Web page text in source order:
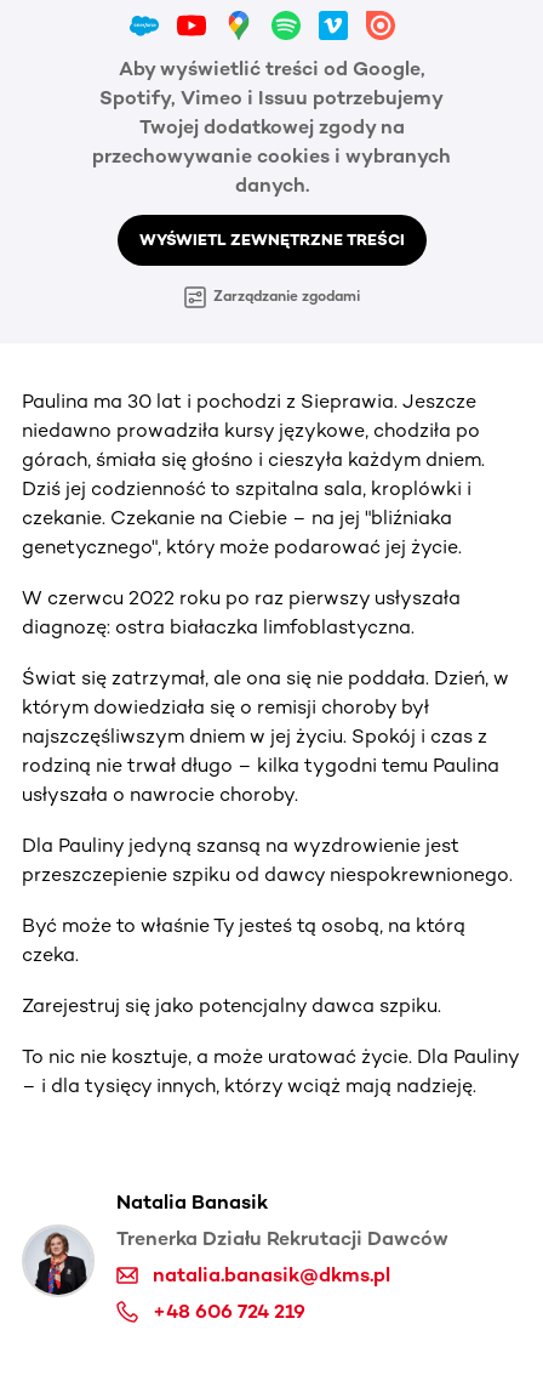
Aby wyświetlić treści od Google,
Spotify, Vimeo i Issuu potrzebujemy
Twojej dodatkowej zgody na
przechowywanie cookies i wybranych
danych.
WYŚWIETL ZEWNĘTRZNE TREŚCI
Zarządzanie zgodami
Paulina ma 30 lat i pochodzi z Sieprawia. Jeszcze
niedawno prowadziła kursy językowe, chodziła po
górach, śmiała się głośno i cieszyła każdym dniem.
Dziś jej codzienność to szpitalna sala, kroplówki i
czekanie. Czekanie na Ciebie – na jej "bliźniaka
genetycznego", który może podarować jej życie.
W czerwcu 2022 roku po raz pierwszy usłyszała
diagnozę: ostra białaczka limfoblastyczna.
Świat się zatrzymał, ale ona się nie poddała. Dzień, w
którym dowiedziała się o remisji choroby był
najszczęśliwszym dniem w jej życiu. Spokój i czas z
rodziną nie trwał długo – kilka tygodni temu Paulina
usłyszała o nawrocie choroby.
Dla Pauliny jedyną szansą na wyzdrowienie jest
przeszczepienie szpiku od dawcy niespokrewnionego.
Być może to właśnie Ty jesteś tą osobą, na którą
czeka.
Zarejestruj się jako potencjalny dawca szpiku.
To nic nie kosztuje, a może uratować życie. Dla Pauliny
– i dla tysięcy innych, którzy wciąż mają nadzieję.
Natalia Banasik
Trenerka Działu Rekrutacji Dawców
natalia.banasik@dkms.pl
+48 606 724 219